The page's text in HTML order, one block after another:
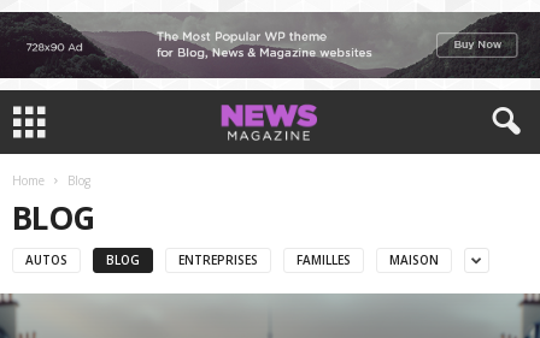
Home Blog
BLOG
AUTOS BLOG ENTREPRISES FAMILLES MAISON